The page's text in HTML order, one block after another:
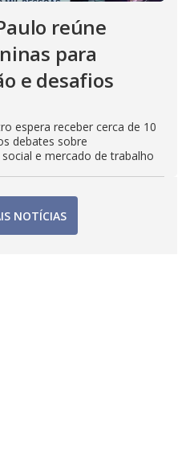
reúne
para
e desafios
espera receber cerca de 10
debates sobre
e mercado de trabalho
NOTÍCIAS